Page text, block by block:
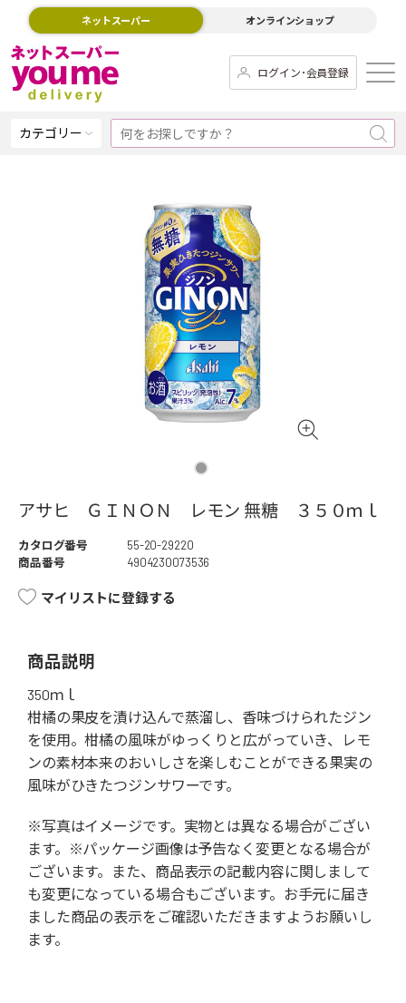
ネットスーパー オンラインショップ
ログイン･会員登録
カテゴリー
アサヒ ＧＩＮＯＮ レモン 無糖 ３５０ｍｌ
カタログ番号
55-20-29220
商品番号
4904230073536
マイリストに登録する
商品説明
350ｍｌ
柑橘の果皮を漬け込んで蒸溜し、香味づけられたジン
を使用。柑橘の風味がゆっくりと広がっていき、レモ
ンの素材本来のおいしさを楽しむことができる果実の
風味がひきたつジンサワーです。
※写真はイメージです。実物とは異なる場合がござい
ます。※パッケージ画像は予告なく変更となる場合が
ございます。また、商品表示の記載内容に関しまして
も変更になっている場合もございます。お手元に届き
ました商品の表示をご確認いただきますようお願いし
ます。